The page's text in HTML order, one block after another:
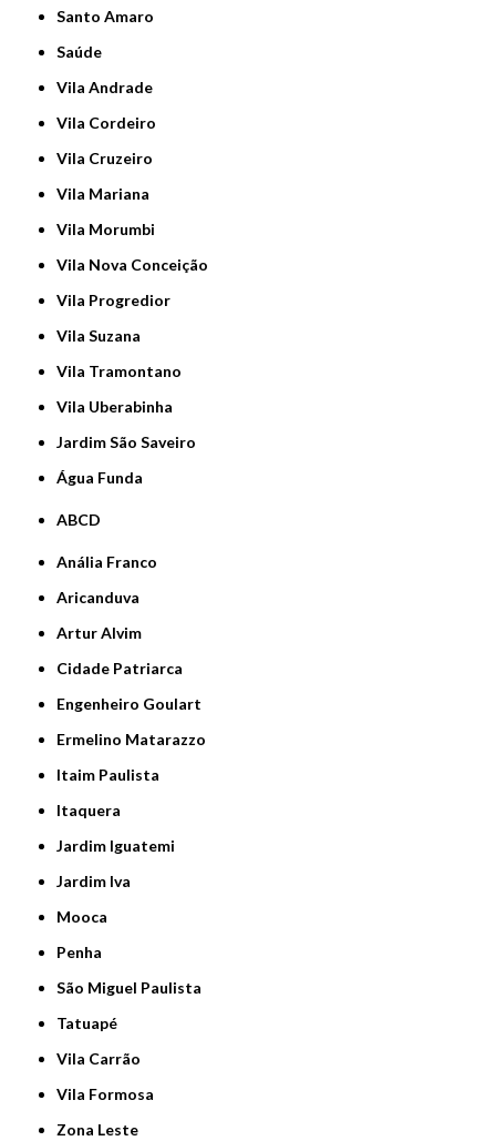
Santo Amaro
Saúde
Vila Andrade
Vila Cordeiro
Vila Cruzeiro
Vila Mariana
Vila Morumbi
Vila Nova Conceição
Vila Progredior
Vila Suzana
Vila Tramontano
Vila Uberabinha
jardim São Saveiro
Água Funda
ABCD
Anália Franco
Aricanduva
Artur Alvim
Cidade Patriarca
Engenheiro Goulart
Ermelino Matarazzo
Itaim Paulista
Itaquera
Jardim Iguatemi
Jardim Iva
Mooca
Penha
São Miguel Paulista
Tatuapé
Vila Carrão
Vila Formosa
Zona Leste